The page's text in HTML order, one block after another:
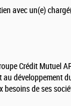
avec un(e)
Crédit Mutuel
développement
de ses